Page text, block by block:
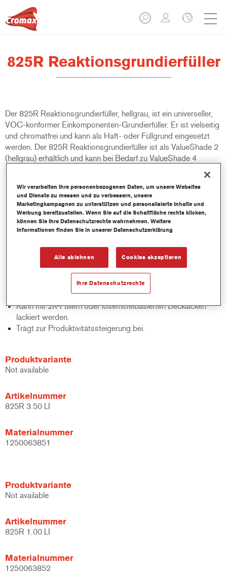
825R Reaktionsgrundierfüller
Der 825R Reaktionsgrundierfüller, hellgrau, ist ein universeller,
VOC-konformer Einkomponenten-Grundierfüller. Er ist vielseitig
und chromatfrei und kann als Haft- oder Füllgrund eingesetzt
werden. Der 825R Reaktionsgrundierfüller ist als ValueShade 2
(hellgrau) erhältlich und kann bei Bedarf zu ValueShade 4
(mittelgrau) abgedunkelt werden.
Produktmerkmale
Bietet sehr gute Korrosions- und
Blasenbildungsbeständigkeit.
Trägt zur Beseitigung von Hochziehen, Schleifkratzern und
Bietet gute Fülleigenschaften sowie ausgezeichnete
Ätzbarkeit auf Metallen.
Kann mit Cromax Standardverdünnern verwendet werden.
Zur Abtönung mit AM Centari MasterTints geeignet, bis zu
maximal 5 % des Gewichts.
Kann mit 2K-Füllern oder lösemittelbasierten Decklacken
lackiert werden.
Trägt zur Produktivitätssteigerung bei.
Produktvariante
Not available
Artikelnummer
825R 3.50 LI
Materialnummer
1250063851
Produktvariante
Not available
Artikelnummer
825R 1.00 LI
Materialnummer
1250063852
Wir verarbeiten Ihre personenbezogenen Daten, um unsere Websites
und Dienste zu messen und zu verbessern, unsere
Marketingkampagnen zu unterstützen und personalisierte Inhalte und
Werbung bereitzustellen. Wenn Sie auf die Schaltfläche rechts klicken,
können Sie Ihre Datenschutzrechte wahrnehmen. Weitere
Informationen finden Sie in unserer Datenschutzerklärung
Alle ablehnen Cookies akzeptieren
Ihre Datenschutzrechte